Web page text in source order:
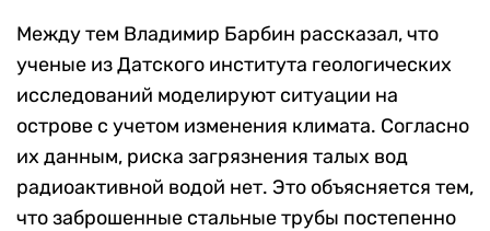
Между тем Владимир Барбин рассказал, что
ученые из Датского института геологических
исследований моделируют ситуации на
острове с учетом изменения климата. Согласно
их данным, риска загрязнения талых вод
радиоактивной водой нет. Это объясняется тем,
что заброшенные стальные трубы постепенно